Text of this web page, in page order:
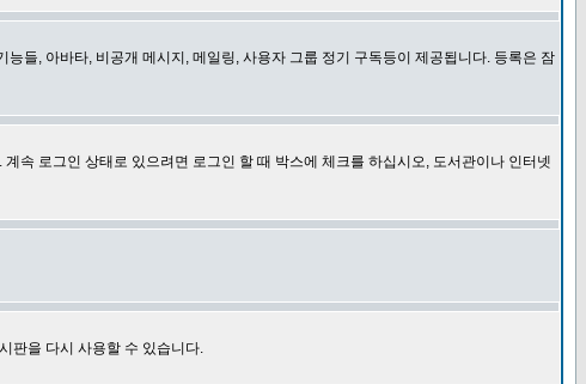
들, 아바타, 비공개 메시지, 메일링, 사용자 그룹 정기 구독등이 제공됩니다. 등록은 잠
속 로그인 상태로 있으려면 로그인 할 때 박스에 체크를 하십시오, 도서관이나 인터넷
판을 다시 사용할 수 있습니다.